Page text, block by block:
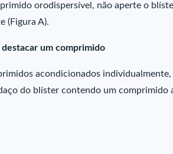
orodispersível, não aperte o
(Figura A).
um comprimido
acondicionados individualmente,
do blíster contendo um comprimido